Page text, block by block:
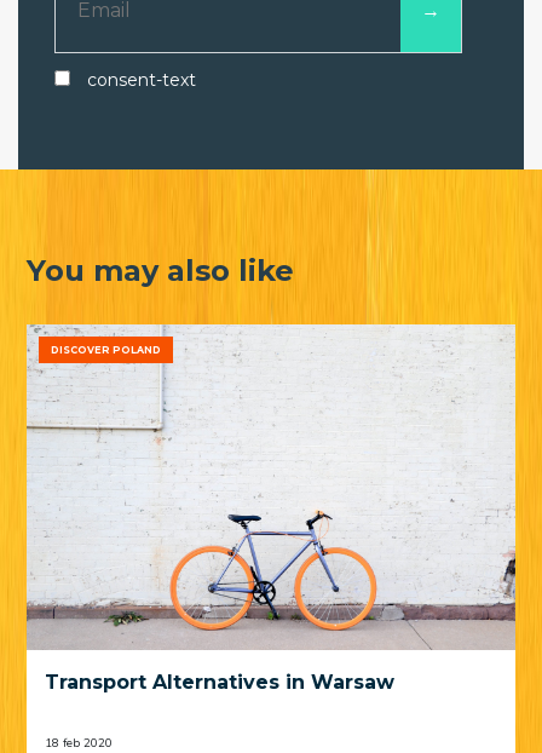
consent-text
You may also like
DISCOVER POLAND
Transport Alternatives in Warsaw
18 feb 2020